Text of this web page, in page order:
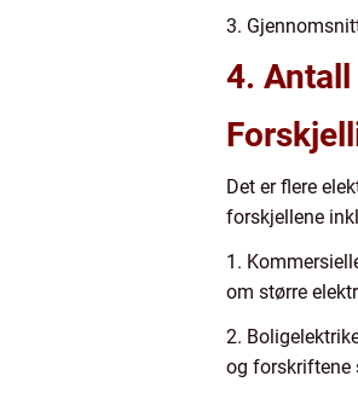
3.
4.
Det er flere
forskjellene
1.
om større
2.
og forskriftene